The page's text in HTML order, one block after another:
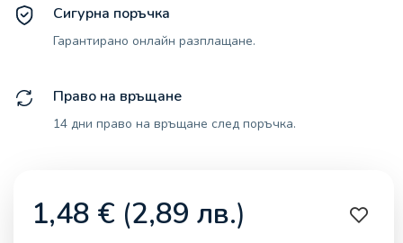
Сигурна поръчка
Гарантирано онлайн разплащане.
Право на връщане
14 дни право на връщане след поръчка.
1,48 € (2,89 лв.)